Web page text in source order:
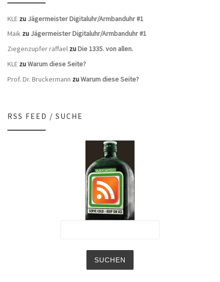
KLE zu Jägermeister Digitaluhr/Armbanduhr #1
Maik zu Jägermeister Digitaluhr/Armbanduhr #1
Ziegenzupfer raffael zuDie 1335. von allen.
KLE zuWarum diese Seite?
Prof. Dr. Bruckermann zuWarum diese Seite?
RSS FEED / SUCHE